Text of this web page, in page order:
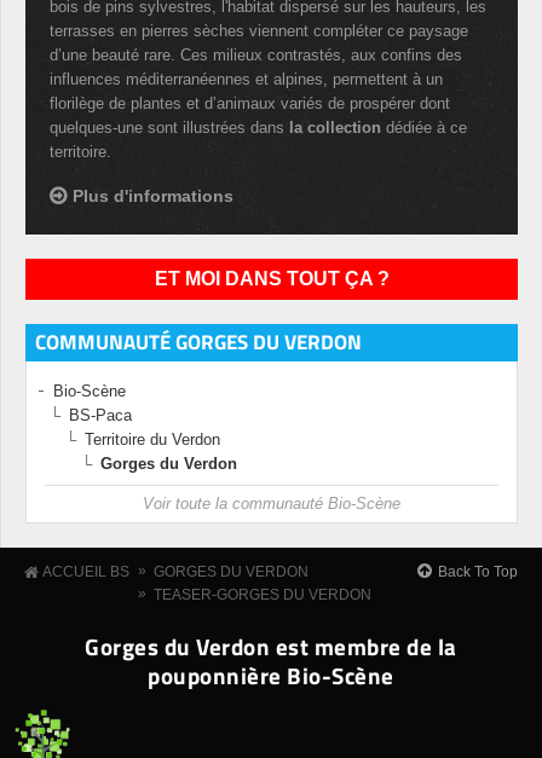
bois de pins sylvestres, l'habitat dispersé sur les hauteurs, les
terrasses en pierres sèches viennent compléter ce paysage
d’une beauté rare. Ces milieux contrastés, aux confins des
influences méditerranéennes et alpines, permettent à un
florilège de plantes et d’animaux variés de prospérer dont
quelques-une sont illustrées dans la collection dédiée à ce
territoire.
Plus d'informations
ET MOI DANS TOUT ÇA ?
COMMUNAUTÉ GORGES DU VERDON
Bio-Scène
BS-Paca
Territoire du Verdon
Gorges du Verdon
Voir toute la communauté Bio-Scène
ACCUEIL BS » GORGES DU VERDON
» TEASER-GORGES DU VERDON
Back To Top
Gorges du Verdon est membre de la
pouponnière Bio-Scène